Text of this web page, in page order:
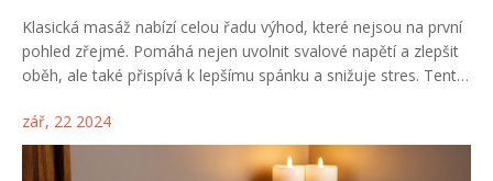
Klasická masáž nabízí celou řadu výhod, které nejsou na první
pohled zřejmé. Pomáhá nejen uvolnit svalové napětí a zlepšit
oběh, ale také přispívá k lepšímu spánku a snižuje stres. Tento
mohou pozitivně ovlivnit váš každodenní život.
zář, 22 2024